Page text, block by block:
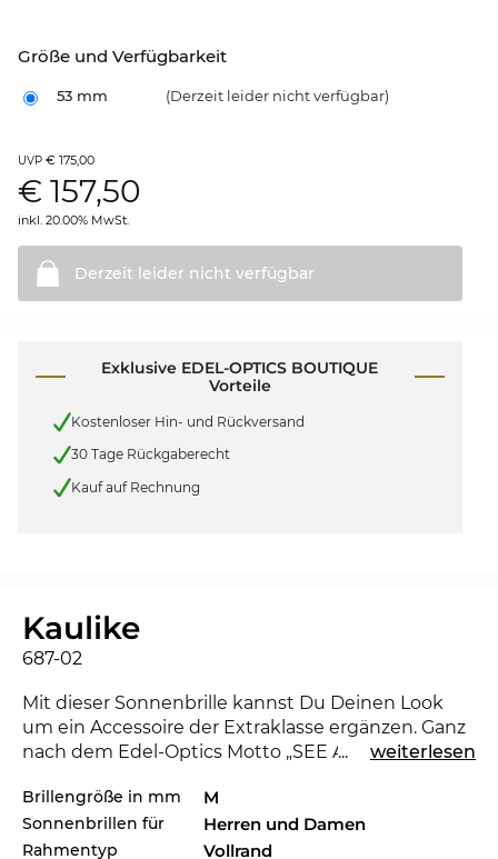
Größe und Verfügbarkeit
53 mm (Derzeit leider nicht verfügbar)
UVP € 175,00
€ 157,50
inkl. 20.00% MwSt.
Derzeit leider nicht verfügbar
Exklusive EDEL-OPTICS BOUTIQUE
Vorteile
Kostenloser Hin- und Rückversand
30 Tage Rückgaberecht
Kauf auf Rechnung
Kaulike
687-02
Mit dieser Sonnenbrille kannst Du Deinen Look
um ein Accessoire der Extraklasse ergänzen. Ganz
nach dem Edel-Optics Motto „SEE AND BE SEEN“
und kannst in jeder Gesellschaft beeindrucken.
Mit derMaui Jim
kannst Du zeigen, dass Du ein
Trendsetter bist. Für die laufende Saison setzt das
... weiterlesen
Brillengröße in mm M
Sonnenbrillen für Herren und Damen
Rahmentyp Vollrand